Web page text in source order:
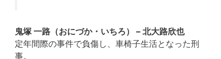
鬼塚 一路（おにづか・いちろ） – 北大路欣也
定年間際の事件で負傷し、車椅子生活となった刑
事。